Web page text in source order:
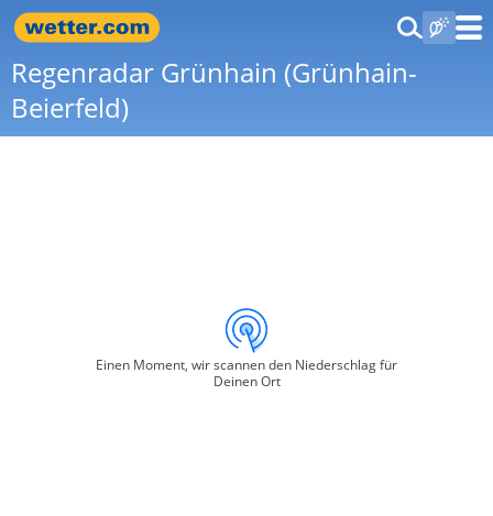
Regenradar Grünhain (Grünhain-
Beierfeld)
Einen Moment, wir scannen den Niederschlag für
Deinen Ort